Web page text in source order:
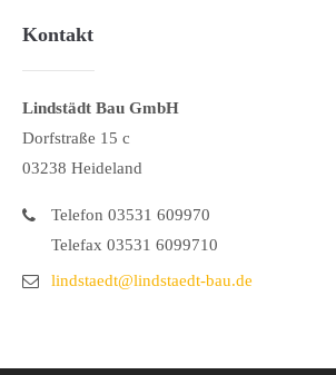
Kontakt
Lindstädt Bau GmbH
Dorfstraße 15 c
03238 Heideland
Telefon 03531 609970
Telefax 03531 6099710
lindstaedt@lindstaedt-bau.de